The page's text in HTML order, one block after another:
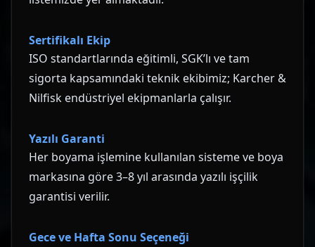
Sertifikalı Ekip
ISO standartlarında eğitimli, SGK’lı ve tam
sigorta kapsamındaki teknik ekibimiz; Karcher &
Nilfisk endüstriyel ekipmanlarla çalışır.
Yazılı Garanti
Her boyama işlemine kullanılan sisteme ve boya
markasına göre 3–8 yıl arasında yazılı işçilik
garantisi verilir.
Gece ve Hafta Sonu Seçeneği